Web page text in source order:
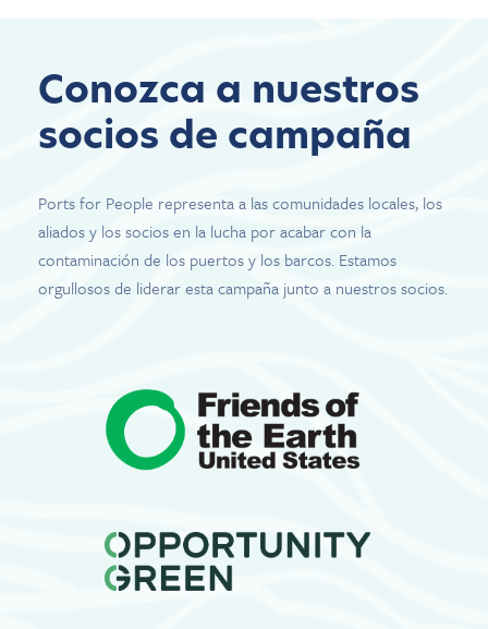
Conozca a nuestros
socios de campaña
Ports for People representa a las comunidades locales, los
aliados y los socios en la lucha por acabar con la
contaminación de los puertos y los barcos. Estamos
orgullosos de liderar esta campaña junto a nuestros socios.